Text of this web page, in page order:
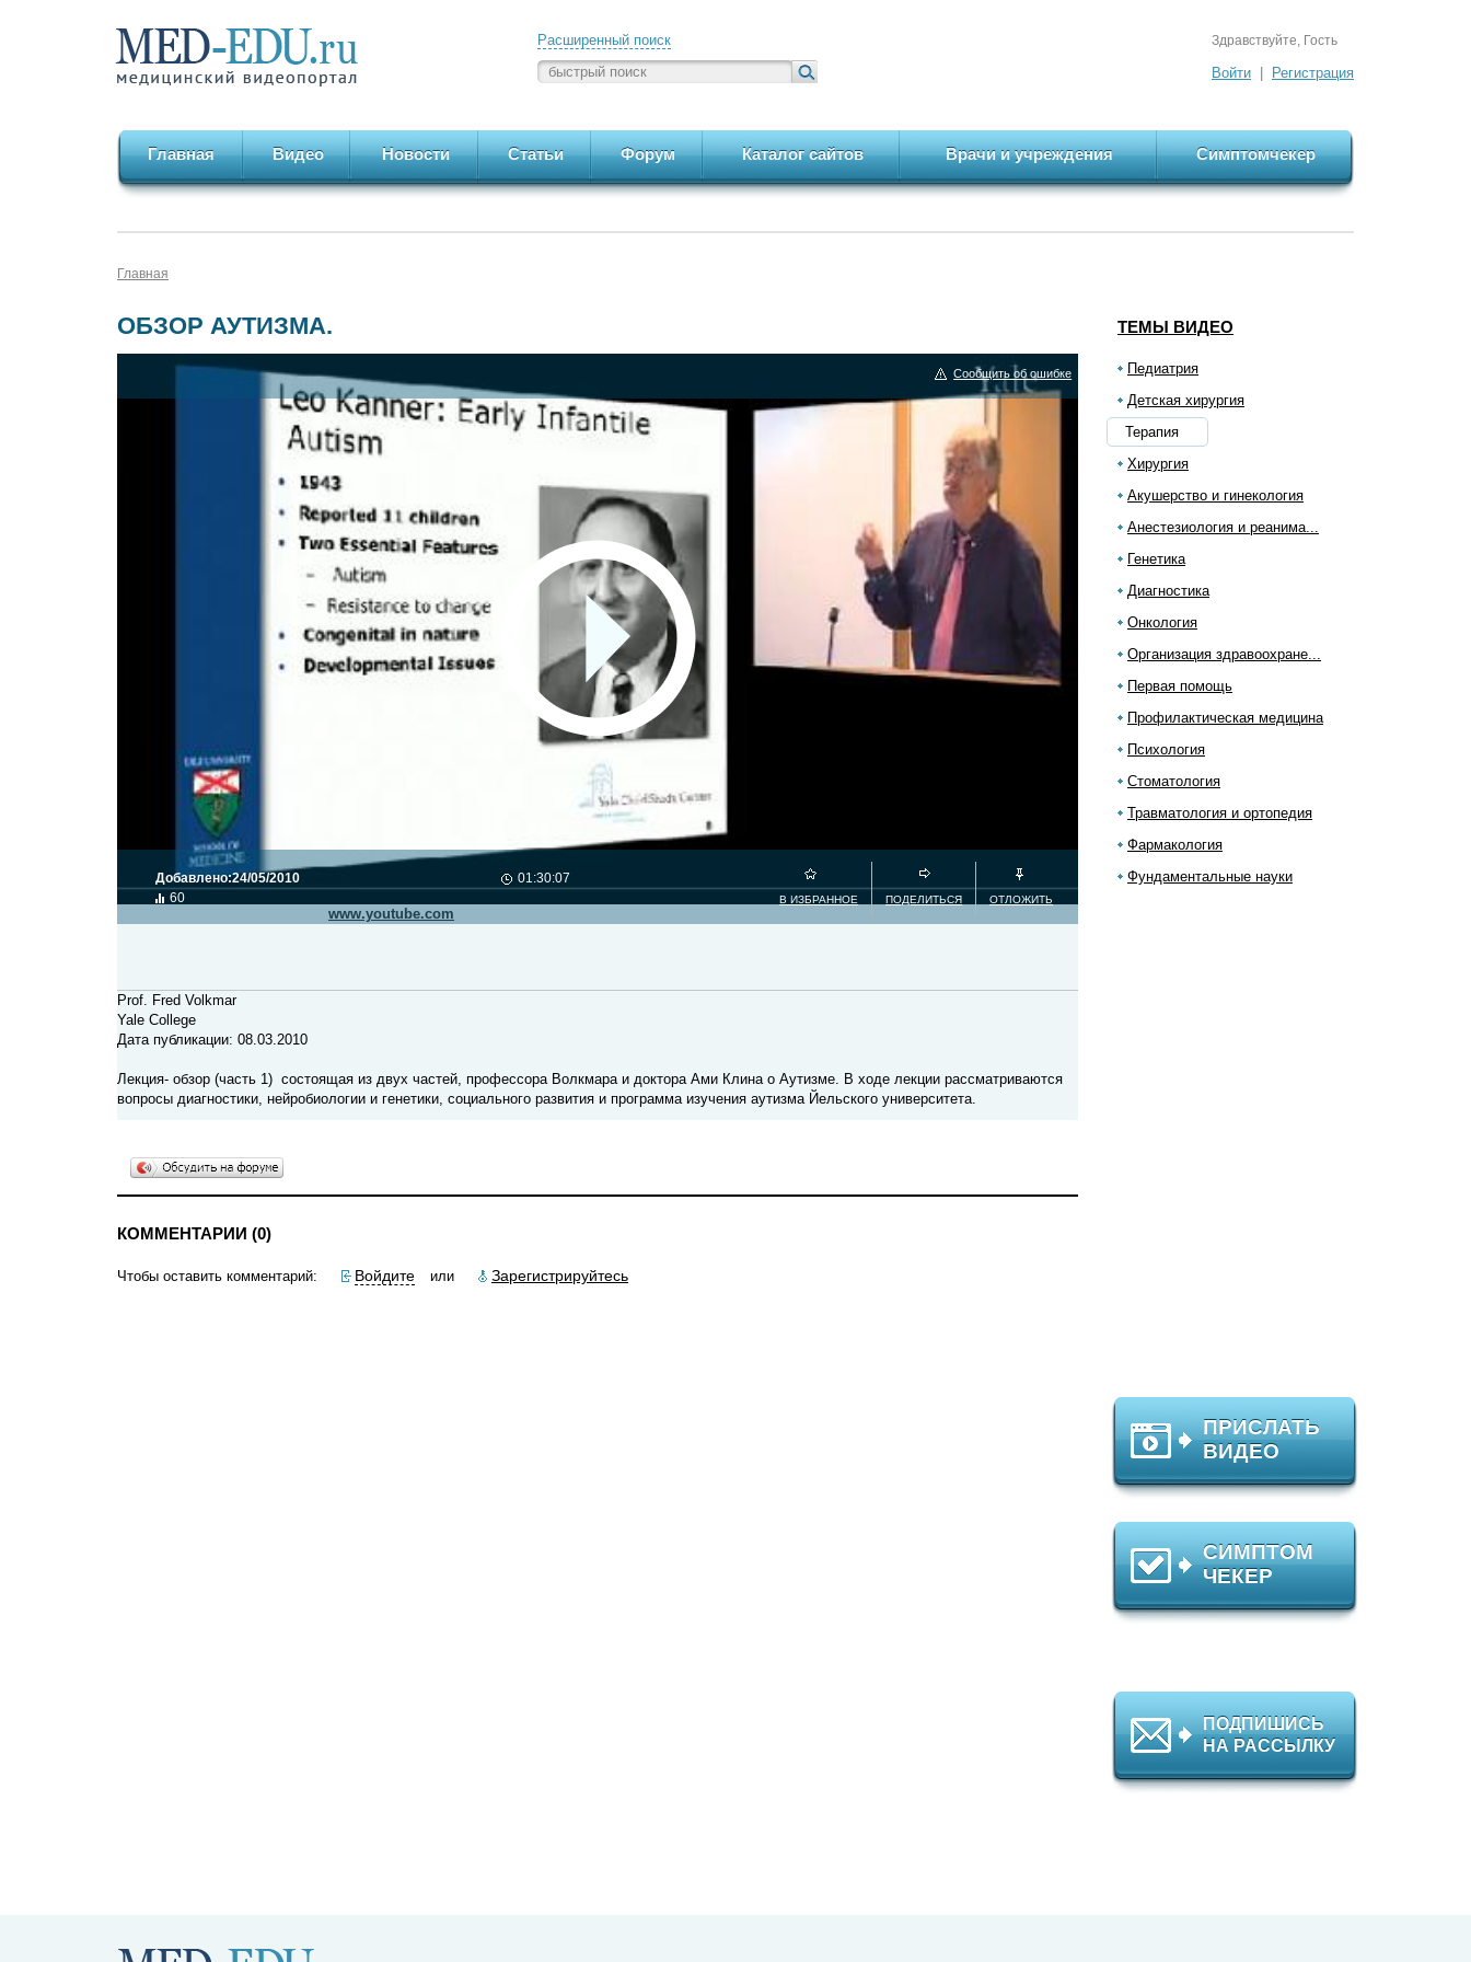
Расширенный поиск Здравствуйте, Гость
Войти Регистрация
Главная Видео Новости Статьи Форум Каталог сайтов Врачи и учреждения Симптомчекер
ТЕМЫ ВИДЕО
Педиатрия
Детская хирургия
Терапия
Хирургия
Акушерство и гинекология
Анестезиология и реанима...
Генетика
Диагностика
Онкология
Организация здравоохране...
Первая помощь
Профилактическая медицина
Психология
Стоматология
Травматология и ортопедия
Фармакология
Фундаментальные науки
ПРИСЛАТЬ
ВИДЕО
СИМПТОМ
ЧЕКЕР
ПОДПИШИСЬ
НА РАССЫЛКУ
Главная
ОБЗОР АУТИЗМА.
Сообщить об ошибке
В ИЗБРАННОЕ ПОДЕЛИТЬСЯ ОТЛОЖИТЬ
Добавлено:24/05/2010
60
01:30:07
www.youtube.com
Prof. Fred Volkmar
Yale College
Дата публикации: 08.03.2010
Лекция- обзор (часть 1) состоящая из двух частей, профессора Волкмара и доктора Ами Клина о Аутизме. В ходе лекции рассматриваются
вопросы диагностики, нейробиологии и генетики, социального развития и программа изучения аутизма Йельского университета.
КОММЕНТАРИИ (0)
Чтобы оставить комментарий: Войдите или Зарегистрируйтесь